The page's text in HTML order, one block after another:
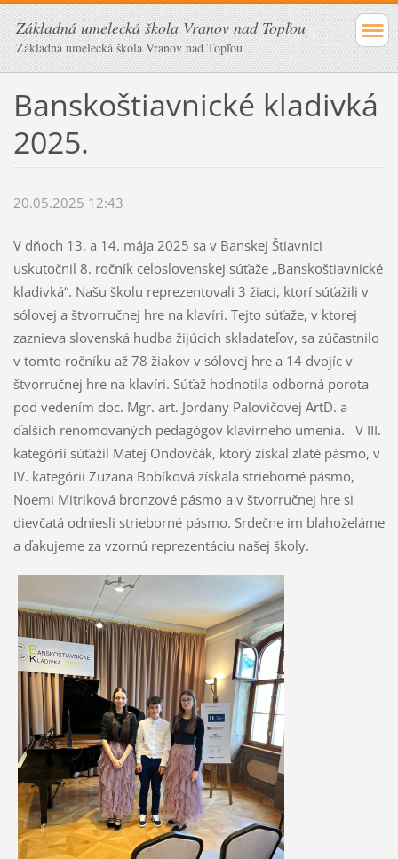
Základná umelecká škola Vranov nad Topľou
Základná umelecká škola Vranov nad Topľou
Banskoštiavnické kladivká
2025.
20.05.2025 12:43
V dňoch 13. a 14. mája 2025 sa v Banskej Štiavnici
uskutočnil 8. ročník celoslovenskej súťaže „Banskoštiavnické
kladivká“. Našu školu reprezentovali 3 žiaci, ktorí súťažili v
sólovej a štvorručnej hre na klavíri. Tejto súťaže, v ktorej
zaznieva slovenská hudba žijúcich skladateľov, sa zúčastnilo
v tomto ročníku až 78 žiakov v sólovej hre a 14 dvojíc v
štvorručnej hre na klavíri. Súťaž hodnotila odborná porota
pod vedením doc. Mgr. art. Jordany Palovičovej ArtD. a
ďalších renomovaných pedagógov klavírneho umenia. V III.
kategórii súťažil Matej Ondovčák, ktorý získal zlaté pásmo, v
IV. kategórii Zuzana Bobíková získala strieborné pásmo,
Noemi Mitriková bronzové pásmo a v štvorručnej hre si
dievčatá odniesli strieborné pásmo. Srdečne im blahoželáme
a ďakujeme za vzornú reprezentáciu našej školy.